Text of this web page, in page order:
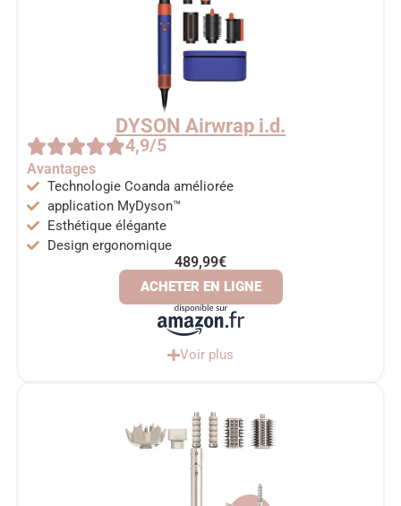
DYSON Airwrap i.d.
4,9/5
Avantages
Technologie Coanda améliorée
application MyDyson™
Esthétique élégante
Design ergonomique
489,99€
ACHETER EN LIGNE
Voir plus